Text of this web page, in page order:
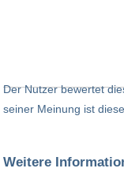
Der Nutzer bewertet
seiner Meinung ist
Weitere